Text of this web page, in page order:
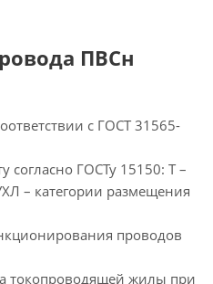
ПВСн
с ГОСТ 31565-
согласно ГОСТу 15150: Т –
– категории размещения
проводов
токопроводящей жилы при